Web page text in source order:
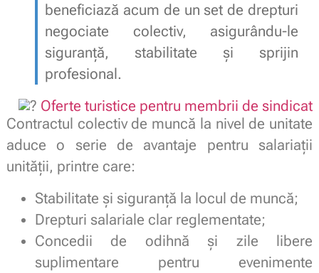
beneficiază acum de un set de drepturi
negociate colectiv, asigurându-le
siguranță, stabilitate și sprijin
profesional.
Oferte turistice pentru membrii de sindicat
Contractul colectiv de muncă la nivel de unitate
aduce o serie de avantaje pentru salariații
unității, printre care:
Stabilitate și siguranță la locul de muncă;
Drepturi salariale clar reglementate;
Concedii de odihnă și zile libere
suplimentare pentru evenimente